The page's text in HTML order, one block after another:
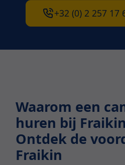
+32 (0) 2 257 17
Waarom een
huren bij
Ontdek de
Fraikin